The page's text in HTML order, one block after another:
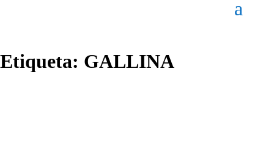
Etiqueta: GALLINA